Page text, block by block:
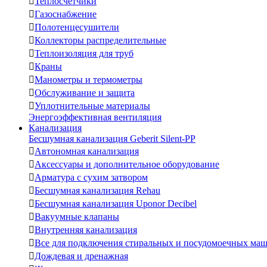
Газоснабжение
Полотенцесушители
Коллекторы распределительные
Теплоизоляция для труб
Краны
Манометры и термометры
Обслуживание и защита
Уплотнительные материалы
Энергоэффективная вентиляция
Канализация
Бесшумная канализация Geberit Silent-PP
Автономная канализация
Аксессуары и дополнительное оборудование
Арматура с сухим затвором
Бесшумная канализация Rehau
Бесшумная канализация Uponor Decibel
Вакуумные клапаны
Внутренняя канализация
Все для подключения стиральных и посудомоечных
Дождевая и дренажная